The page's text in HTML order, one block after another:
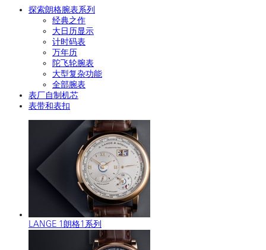
探索朗格腕表系列
经典之作
大日历显示
计时码表
万年历
陀飞轮腕表
大型复杂功能
全部腕表
表厂自制机芯
表带和表扣
LANGE 1朗格1系列